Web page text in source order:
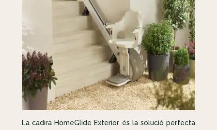
La cadira HomeGlide Exterior és la solució perfecta